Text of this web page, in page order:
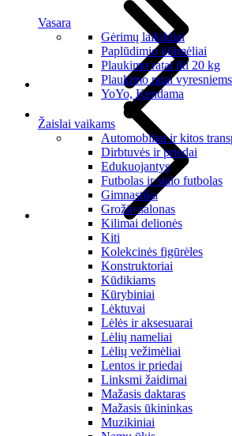
Vasara
Gėrimų laikikliai
Paplūdimio kilimėliai
Plaukimo ratai iki 20 kg
Plaukimo ratai vyresniems
YoYo, Kendama
Žaislai vaikams
Automobiliai ir kitos
Dirbtuvės ir priedai
Edukuojantys
Futbolas ir stalo futbolas
Gimnastika
Grožio salonas
Kilimai delionės
Kiti
Kolekcinės figūrėles
Konstruktoriai
Kūdikiams
Kūrybiniai
Lėktuvai
Lėlės ir aksesuarai
Lėlių nameliai
Lėlių vežimėliai
Lentos ir priedai
Linksmi žaidimai
Mažasis daktaras
Mažasis ūkininkas
Muzikiniai